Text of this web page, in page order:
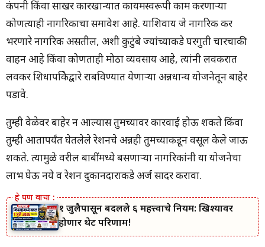
कंपनी किंवा साखर कारखान्यात कायमस्वरूपी काम करणाऱ्या
कोणत्याही नागरिकाचा समावेश आहे. याशिवाय जे नागरिक कर
भरणारे नागरिक असतील, अशी कुटुंबे ज्यांच्याकडे घरगुती चारचाकी
वाहन आहे किंवा कोणताही मोठा व्यवसाय आहे, त्यांनी लवकरात
लवकर शिधापत्रिकेद्वारे राबविण्यात येणाऱ्या अन्नधान्य योजनेतून बाहेर
पडावे.
तुम्ही वेळेवर बाहेर न आल्यास तुमच्यावर कारवाई होऊ शकते किंवा
तुम्ही आतापर्यंत घेतलेले रेशनचे अन्नही तुमच्याकडून वसूल केले जाऊ
शकते. त्यामुळे वरील बाबींमध्ये बसणाऱ्या नागरिकांनी या योजनेचा
लाभ घेऊ नये व रेशन दुकानदाराकडे अर्ज सादर करावा.
१ जुलैपासून बदलले ६ महत्त्वाचे नियम: खिश्यावर
होणार थेट परिणाम!